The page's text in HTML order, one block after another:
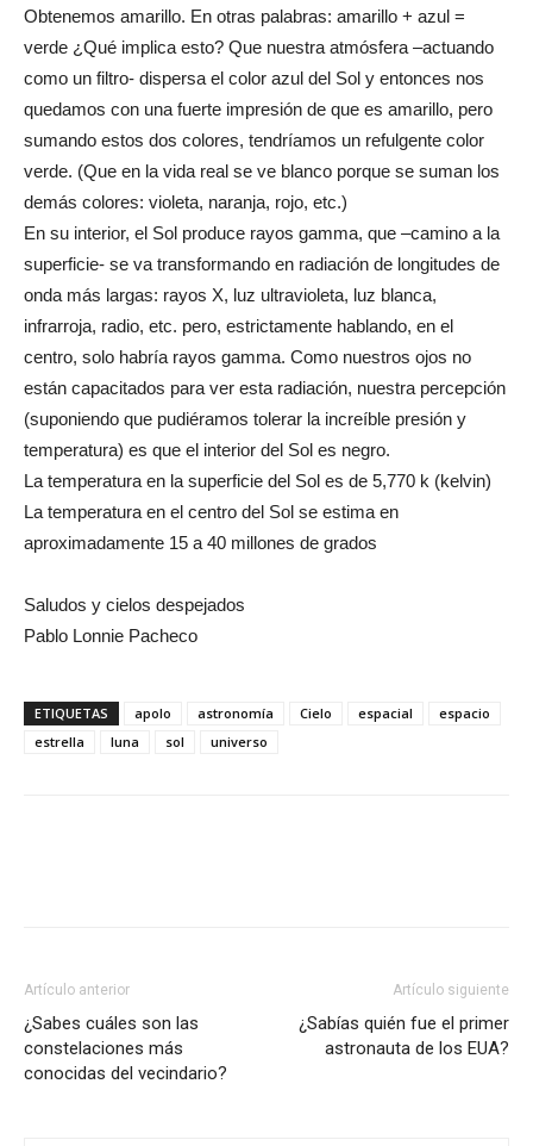
Obtenemos amarillo. En otras palabras: amarillo + azul =
verde ¿Qué implica esto? Que nuestra atmósfera –actuando
como un filtro- dispersa el color azul del Sol y entonces nos
quedamos con una fuerte impresión de que es amarillo, pero
sumando estos dos colores, tendríamos un refulgente color
verde. (Que en la vida real se ve blanco porque se suman los
demás colores: violeta, naranja, rojo, etc.)
En su interior, el Sol produce rayos gamma, que –camino a la
superficie- se va transformando en radiación de longitudes de
onda más largas: rayos X, luz ultravioleta, luz blanca,
infrarroja, radio, etc. pero, estrictamente hablando, en el
centro, solo habría rayos gamma. Como nuestros ojos no
están capacitados para ver esta radiación, nuestra percepción
(suponiendo que pudiéramos tolerar la increíble presión y
temperatura) es que el interior del Sol es negro.
La temperatura en la superficie del Sol es de 5,770 k (kelvin)
La temperatura en el centro del Sol se estima en
aproximadamente 15 a 40 millones de grados
Saludos y cielos despejados
Pablo Lonnie Pacheco
ETIQUETAS apolo astronomía Cielo espacial
espacio
estrella
luna sol universo
Artículo anterior
¿Sabes cuáles son las
constelaciones más
conocidas del vecindario?
Artículo siguiente
¿Sabías quién fue el primer
astronauta de los EUA?